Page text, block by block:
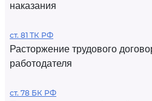
наказания
ст. 81 ТК РФ
Расторжение трудового
работодателя
ст. 78 БК РФ